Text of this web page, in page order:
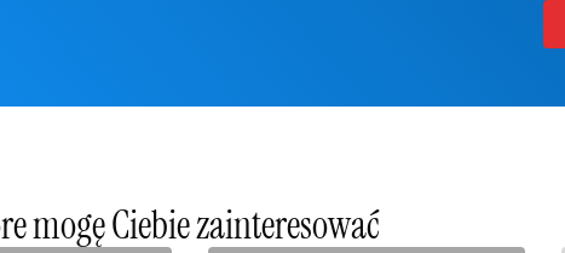
mogę Ciebie zainteresować